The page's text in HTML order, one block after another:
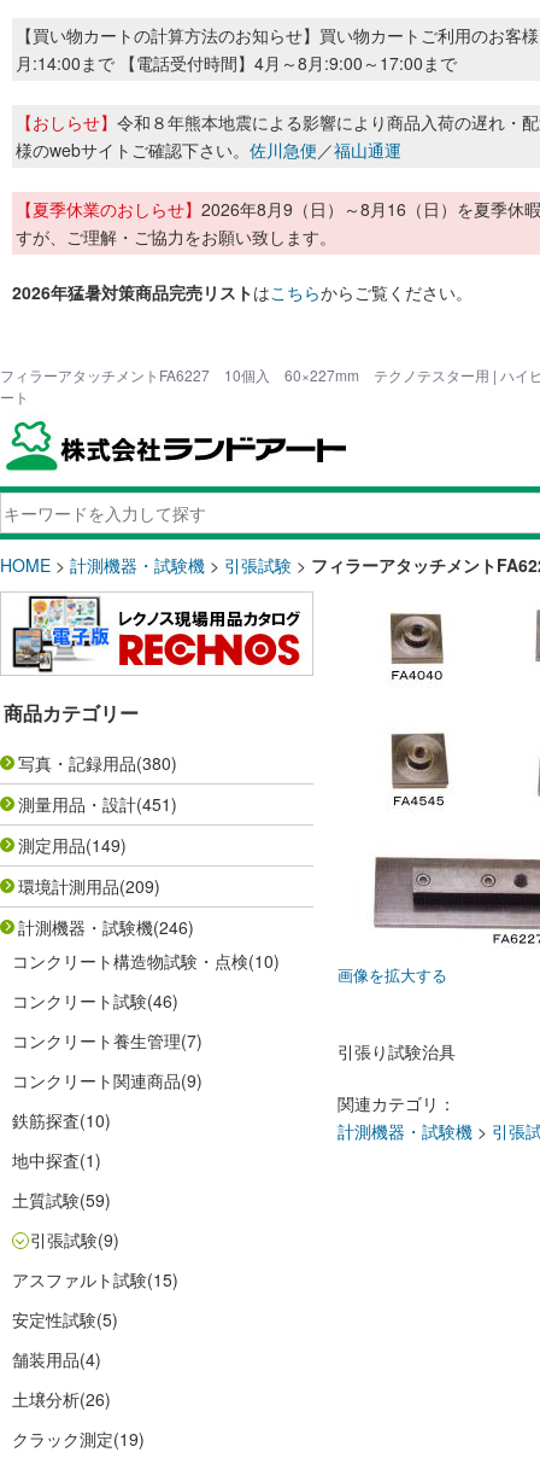
【買い物カートの計算方法のお知らせ】買い物カートご利用のお客
月:14:00まで 【電話受付時間】4月～8月:9:00～17:00まで
【おしらせ】 令和８年熊本地震による影響により商品入荷の遅れ・
様のwebサイトご確認下さい。 佐川急便／福山通運
【夏季休業のおしらせ】 2026年8月9（日）～8月16（日）を夏季休
すが、ご理解・ご協力をお願い致します。
2026年猛暑対策商品完売リストはこちらからご覧ください。
フィラーアタッチメントFA6227 10個入 60×227mm テクノテスター用 | ハイ
ート
HOME > 計測機器・試験機 > 引張試験 > フィラーアタッチメント
商品カテゴリー
写真・記録用品(380)
測量用品・設計(451)
測定用品(149)
環境計測用品(209)
計測機器・試験機(246)
コンクリート構造物試験・点検(10)
コンクリート試験(46)
コンクリート養生管理(7)
コンクリート関連商品(9)
鉄筋探査(10)
地中探査(1)
土質試験(59)
引張試験(9)
アスファルト試験(15)
安定性試験(5)
舗装用品(4)
土壌分析(26)
クラック測定(19)
画像を拡大する
引張り試験治具
関連カテゴリ：
計測機器・試験機 > 引張